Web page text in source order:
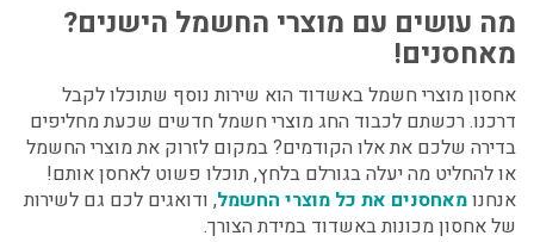
מה עושים עם מוצרי החשמל הישנים?
מאחסנים!
אחסון מוצרי חשמל באשדוד הוא שירות נוסף שתוכלו לקבל
דרכנו. רכשתם לכבוד החג מוצרי חשמל חדשים שכעת מחליפים
בדירה שלכם את אלו הקודמים? במקום לזרוק את מוצרי החשמל
או להחליט מה יעלה בגורלם בלחץ, תוכלו פשוט לאחסן אותם!
אנחנומאחסנים את כל מוצרי החשמל, ודואגים לכם גם לשירות
שלאחסון מכונות באשדוד במידת הצורך.